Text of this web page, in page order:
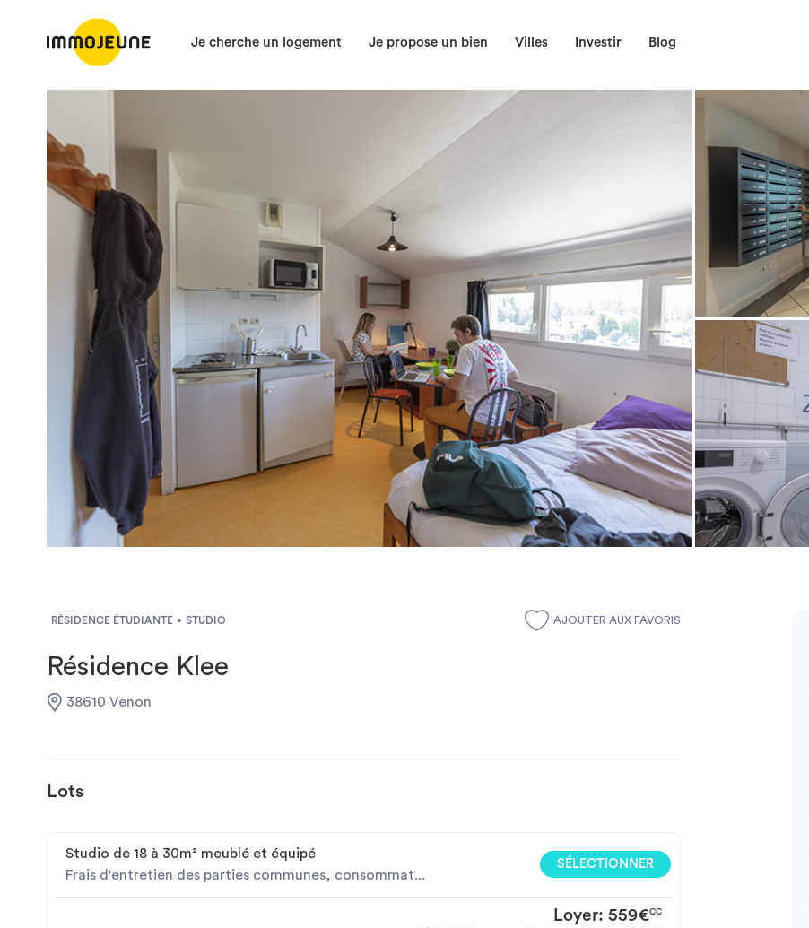
Je cherche un logement Je propose un bien Villes Investir Blog
RÉSIDENCE ÉTUDIANTE STUDIO AJOUTER AUX FAVORIS
Résidence Klee
38610 Venon
Lots
Studio de 18 à 30m² meublé et équipé
Frais d'entretien des parties communes, consommat...
SÉLECTIONNER
Loyer: 559€CC